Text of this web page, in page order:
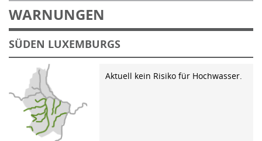
WARNUNGEN
SÜDEN LUXEMBURGS
Aktuell kein Risiko für Hochwasser.